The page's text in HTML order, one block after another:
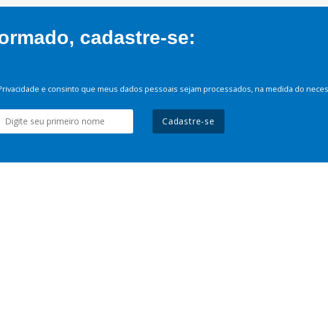
cadastre-se:
e consinto que meus dados pessoais sejam processados, na medida do
Cadastre-se